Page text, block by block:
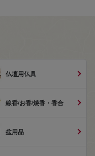
仏壇用仏具
線香/お香/焼香・香合
盆用品